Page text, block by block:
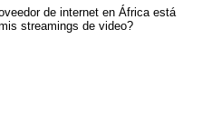
de internet en África está
streamings de video?